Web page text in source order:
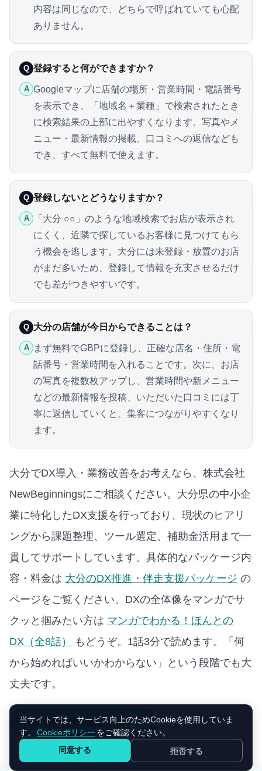
内容は同じなので、どちらで呼ばれていても心配
ありません。
Q 登録すると何ができますか？
A Googleマップに店舗の場所・営業時間・電話番号
を表示でき、「地域名＋業種」で検索されたとき
に検索結果の上部に出やすくなります。写真やメ
ニュー・最新情報の掲載、口コミへの返信なども
でき、すべて無料で使えます。
Q 登録しないとどうなりますか？
A
「大分 ○○」のような地域検索でお店が表示され
にくく、近隣で探しているお客様に見つけてもら
う機会を逃します。大分には未登録・放置のお店
がまだ多いため、登録して情報を充実させるだけ
でも差がつきやすいです。
Q 大分の店舗が今日からできることは？
A
まず無料でGBPに登録し、正確な店名・住所・電
話番号・営業時間を入れることです。次に、お店
の写真を複数枚アップし、営業時間や新メニュー
などの最新情報を投稿、いただいた口コミには丁
寧に返信していくと、集客につながりやすくなり
ます。
大分でDX導入・業務改善をお考えなら、株式会社
NewBeginningsにご相談ください。大分県の中小企
業に特化したDX支援を行っており、現状のヒアリ
ングから課題整理、ツール選定、補助金活用まで一
貫してサポートしています。 具体的なパッケージ内
容・料金は 大分のDX推進・伴走支援パッケージ の
ページをご覧ください。 DXの全体像をマンガでサ
クッと掴みたい方は マンガでわかる！ほんとの
DX（全8話）
もどうぞ。1話3分で読めます。
「何
から始めればいいかわからない」という段階でも大
丈夫です。
初回30分の無料相談はこちら
当サイトでは、サービス向上のためCookieを使用していま
す。
Cookieポリシー をご確認ください。
同意する
拒否する